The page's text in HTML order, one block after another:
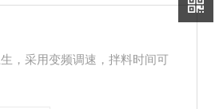
，采用变频调速，拌料时间可